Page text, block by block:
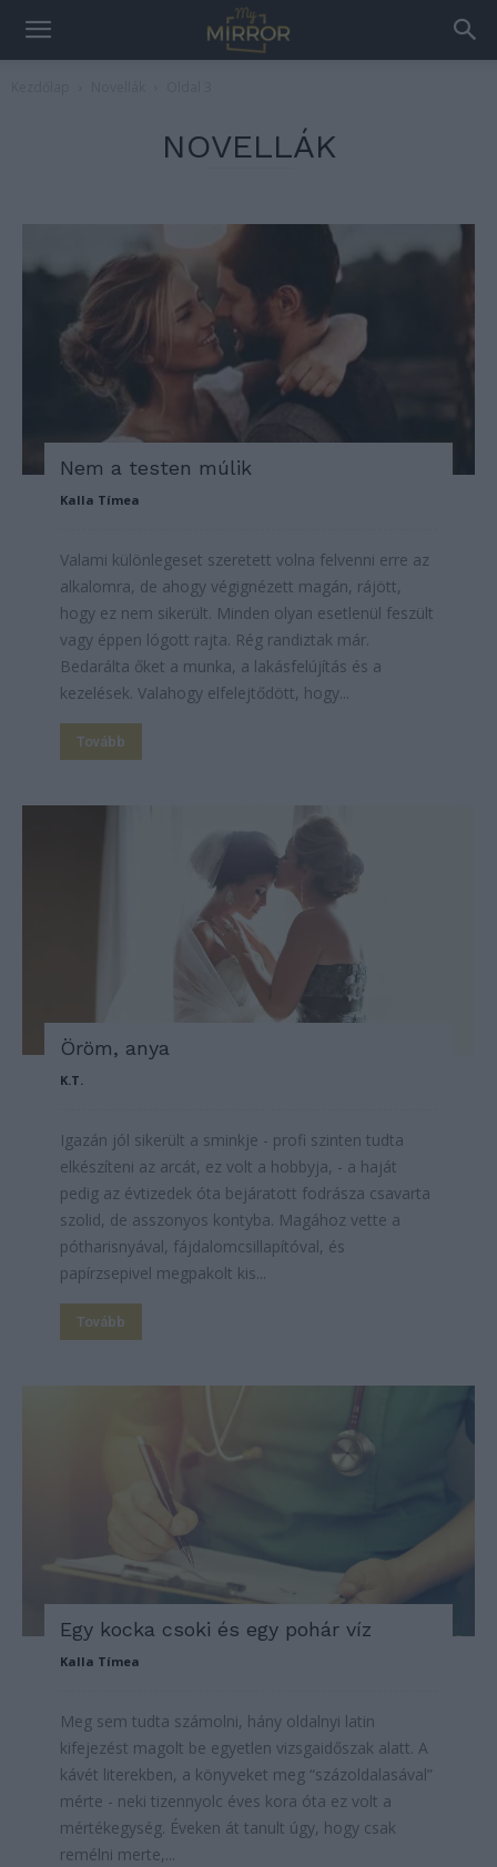
NOVELLÁK
Nem a testen múlik
Kalla Tímea
Valami különlegeset szeretett volna felvenni erre az
alkalomra, de ahogy végignézett magán, rájött,
hogy ez nem sikerült. Minden olyan esetlenül feszült
vagy éppen lógott rajta. Rég randiztak már.
Bedarálta őket a munka, a lakásfelújítás és a
kezelések. Valahogy elfelejtődött, hogy...
Tovább
Öröm, anya
K.T.
Igazán jól sikerült a sminkje - profi szinten tudta
elkészíteni az arcát, ez volt a hobbyja, - a haját
pedig az évtizedek óta bejáratott fodrásza csavarta
szolid, de asszonyos kontyba. Magához vette a
pótharisnyával, fájdalomcsillapítóval, és
papírzsepivel megpakolt kis...
Tovább
Egy kocka csoki és egy pohár víz
Kalla Tímea
Meg sem tudta számolni, hány oldalnyi latin
kifejezést magolt be egyetlen vizsgaidőszak alatt. A
kávét literekben, a könyveket meg “százoldalasával”
mérte - neki tizennyolc éves kora óta ez volt a
mértékegység. Éveken át tanult úgy, hogy csak
remélni merte,...